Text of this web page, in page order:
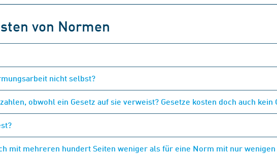
von Normen
nicht selbst?
obwohl ein Gesetz auf sie verweist? Gesetze kosten doch auch kein
mit mehreren hundert Seiten weniger als für eine Norm mit nur wenigen